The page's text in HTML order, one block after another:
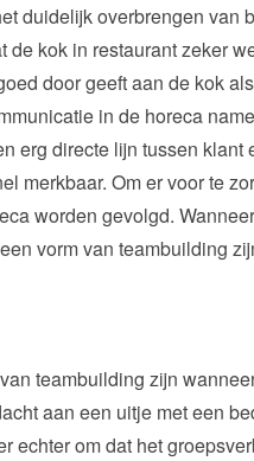
duidelijk overbrengen van
kok in restaurant zeker
door geeft aan de kok
in de horeca
erg directe lijn tussen
merkbaar. Om er voor te
worden gevolgd.
vorm van teambuilding
teambuilding zijn
aan een uitje met een
echter om dat het